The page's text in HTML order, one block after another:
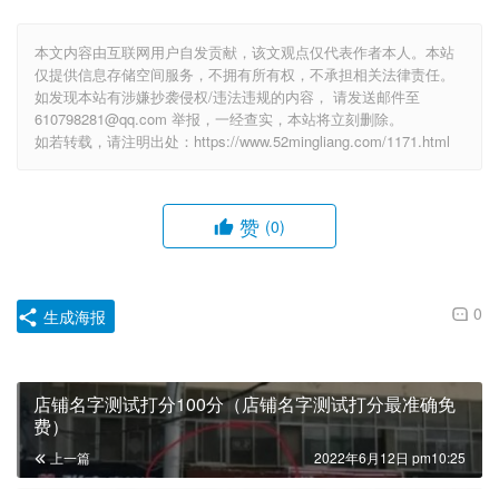
本文内容由互联网用户自发贡献，该文观点仅代表作者本人。本站
仅提供信息存储空间服务，不拥有所有权，不承担相关法律责任。
如发现本站有涉嫌抄袭侵权/违法违规的内容， 请发送邮件至
610798281@qq.com 举报，一经查实，本站将立刻删除。
如若转载，请注明出处：https://www.52mingliang.com/1171.html
赞 (0)
0
生成海报
店铺名字测试打分100分（店铺名字测试打分最准确免
费）
上一篇 2022年6月12日 pm10:25